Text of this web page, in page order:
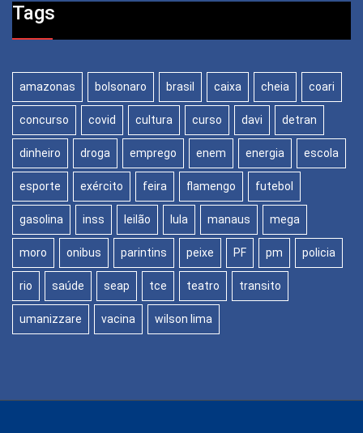
Tags
amazonas bolsonaro brasil caixa cheia coari
concurso covid cultura curso davi detran
dinheiro droga emprego enem energia escola
esporte exército feira flamengo futebol
gasolina inss leilão lula manaus mega
moro onibus parintins peixe PF pm policia
rio saúde seap tce teatro transito
umanizzare vacina wilson lima